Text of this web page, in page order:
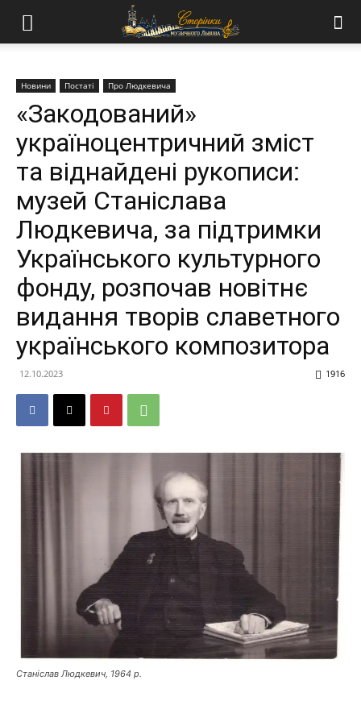
Новини Постаті Про Людкевича
«Закодований»
україноцентричний зміст
та віднайдені рукописи:
музей Станіслава
Людкевича, за підтримки
Українського культурного
фонду, розпочав новітнє
видання творів славетного
українського композитора
12.10.2023 1916
Станіслав Людкевич, 1964 р.